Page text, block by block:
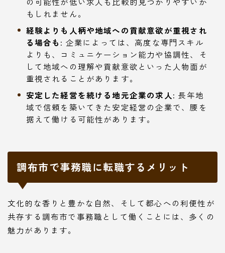
もしれません。
経験よりも人柄や地域への貢献意欲が重視され
る場合も: 企業によっては、高度な専門スキル
よりも、コミュニケーション能力や協調性、そ
して地域への理解や貢献意欲といった人物面が
重視されることがあります。
安定した経営を続ける地元企業の求人: 長年地
域で信頼を築いてきた安定経営の企業で、腰を
据えて働ける可能性があります。
調布市で事務職に転職するメリット
文化的な香りと豊かな自然、そして都心への利便性が
共存する調布市で事務職として働くことには、多くの
魅力があります。